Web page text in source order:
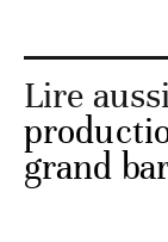
Lire
grand